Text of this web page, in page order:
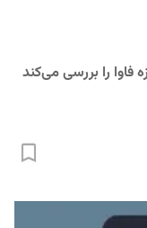
را بررسی می‌کند